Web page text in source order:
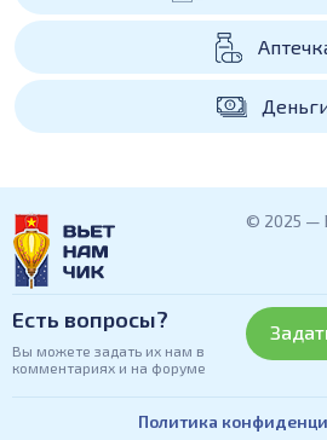
© 2025 —
Есть вопросы?
Вы можете задать их нам в
комментариях и на форуме
Политика